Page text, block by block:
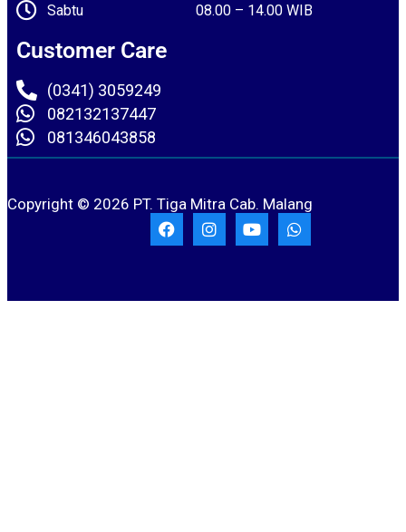
Sabtu 08.00 – 14.00 WIB
Customer Care
(0341) 3059249
082132137447
081346043858
Copyright © 2026 PT. Tiga Mitra Cab. Malang